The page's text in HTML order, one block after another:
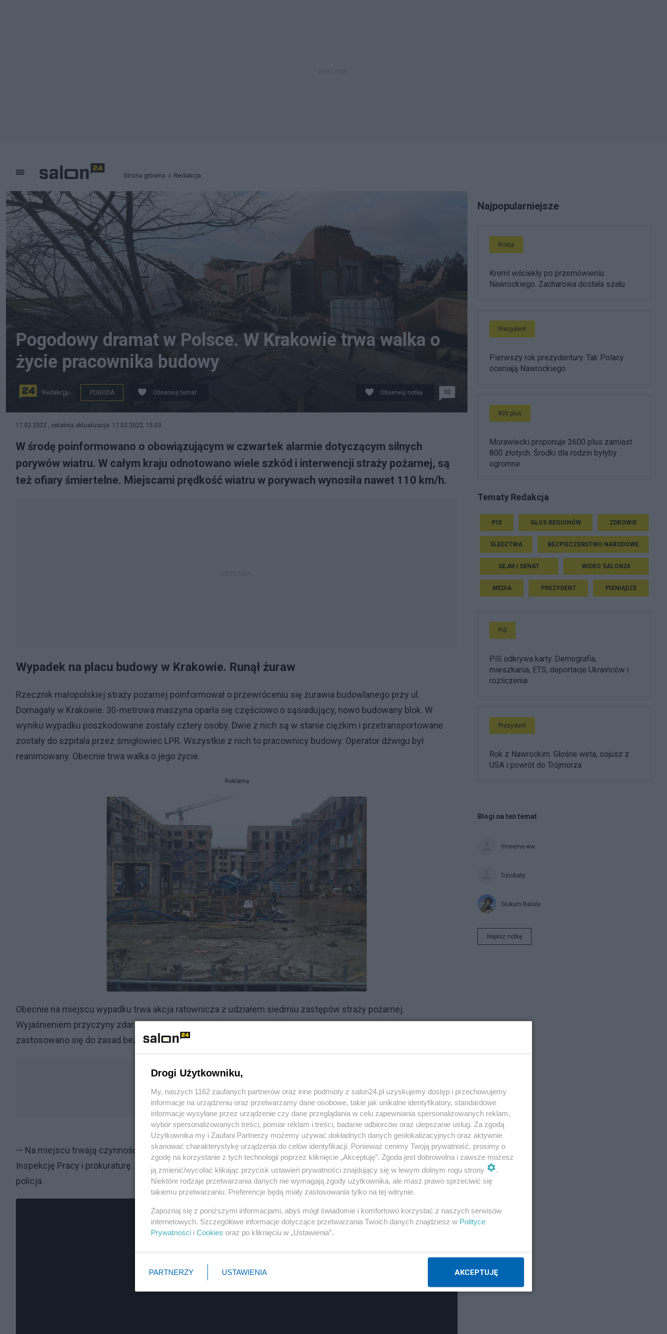
Strona główna Redakcja
Pogodowy dramat w Polsce. W Krakowie trwa walka o
życie pracownika budowy
Redakcja POGODA Obserwuj temat Obserwuj notkę 30
17.02.2022 , ostatnia aktualizacja: 17.02.2022, 15:03
W środę poinformowano o obowiązującym w czwartek alarmie dotyczącym silnych
porywów wiatru. W całym kraju odnotowano wiele szkód i interwencji straży pożarnej, są
też ofiary śmiertelne. Miejscami prędkość wiatru w porywach wynosiła nawet 110 km/h.
Wypadek na placu budowy w Krakowie. Runął żuraw
Rzecznik małopolskiej straży pożarnej poinformował o przewróceniu się żurawia budowlanego przy ul.
Domagały w Krakowie. 30-metrowa maszyna oparła się częściowo o sąsiadujący, nowo budowany blok. W
wyniku wypadku poszkodowane zostały cztery osoby. Dwie z nich są w stanie ciężkim i przetransportowane
zostały do szpitala przez śmigłowiec LPR. Wszystkie z nich to pracownicy budowy. Operator dźwigu był
reanimowany. Obecnie trwa walka o jego życie.
Reklama
Obecnie na miejscu wypadku trwa akcja ratownicza z udziałem siedmiu zastępów straży pożarnej.
Wyjaśnieniem przyczyny zdarzenia ma zająć się Państwowa Inspekcja Pracy. Ma ona sprawdzić, czy
zastosowano się do zasad bezpieczeństwa wynikających z otrzymanego alertu pogodowego.
Reklama
— Na miejscu trwają czynności ratowniczo-zabezpieczające. Powiadomiono nadzór budowlany, Państwową
Inspekcję Pracy i prokuraturę. Będą oględziny, ustalone zostaną dokładne przyczyn katastrofy — poinformowała
policja.
Najpopularniejsze
Rosja
Kreml wściekły po przemówieniu
Nawrockiego. Zacharowa dostała szału
Prezydent
Pierwszy rok prezydentury. Tak Polacy
oceniają Nawrockiego
800 plus
Morawiecki proponuje 3600 plus zamiast
800 złotych. Środki dla rodzin byłyby
ogromne
Tematy Redakcja
PIS GŁOS REGIONÓW ZDROWIE
ŚLEDZTWA BEZPIECZEŃSTWO NARODOWE
SEJM I SENAT WIDEO SALON24
MEDIA PREZYDENT PIENIĄDZE
PiS
PiS odkrywa karty. Demografia,
mieszkania, ETS, deportacje Ukraińców i
rozliczenia
Prezydent
Rok z Nawrockim. Głośne weta, sojusz z
USA i powrót do Trójmorza
Blogi na ten temat
threeme-ww
Dziobaty
Siukum Balala
Napisz notkę
Drogi Użytkowniku,
My, naszych 1162 zaufanych partnerów oraz inne podmioty z salon24.pl uzyskujemy dostęp i przechowujemy
informacje na urządzeniu oraz przetwarzamy dane osobowe, takie jak unikalne identyfikatory, standardowe
informacje wysyłane przez urządzenie czy dane przeglądania w celu zapewniania spersonalizowanych reklam,
wybór spersonalizowanych treści, pomiar reklam i treści, badanie odbiorców oraz ulepszanie usług. Za zgodą
Użytkownika my i Zaufani Partnerzy możemy używać dokładnych danych geolokalizacyjnych oraz aktywnie
skanować charakterystykę urządzenia do celów identyfikacji. Ponieważ cenimy Twoją prywatność, prosimy o
zgodę na korzystanie z tych technologii poprzez kliknięcie „Akceptuję”. Zgoda jest dobrowolna i zawsze możesz
ją zmienić/wycofać klikając przycisk ustawień prywatności znajdujący się w lewym dolnym rogu strony
.
Niektóre rodzaje przetwarzania danych nie wymagają zgody użytkownika, ale masz prawo sprzeciwić się
takiemu przetwarzaniu. Preferencje będą miały zastosowania tylko na tej witrynie.
Zapoznaj się z poniższymi informacjami, abyś mógł świadomie i komfortowo korzystać z naszych serwisów
internetowych. Szczegółowe informacje dotyczące przetwarzania Twoich danych znajdziesz w Polityce
Prywatności i Cookies oraz po kliknięciu w „Ustawienia”.
PARTNERZY USTAWIENIA AKCEPTUJĘ